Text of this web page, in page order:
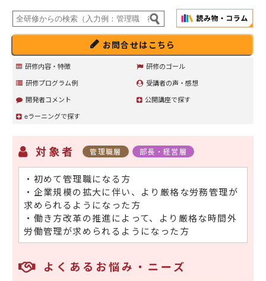
お問合せはこちら
研修内容・特徴
研修のゴール
研修プログラム例
受講者の声・感想
開発者コメント
公開講座で探す
eラーニングで探す
対象者 管理職層 部長・経営層
・初めて管理職になる方
・企業規模の拡大に伴い、より厳格な労務管理が
求められるようになった方
・働き方改革の推進によって、より厳格な時間外
労働管理が求められるようになった方
よくあるお悩み・ニーズ